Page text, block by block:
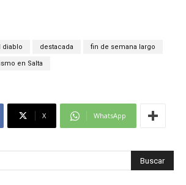
diablo destacada fin de semana largo
en Salta
X WhatsApp